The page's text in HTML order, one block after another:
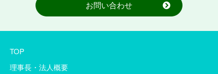
お問い合わせ
TOP
理事長・法人概要